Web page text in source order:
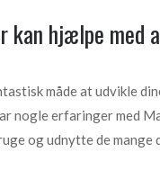
kan hjælpe med
måde at udvikle
nogle erfaringer med
og udnytte de